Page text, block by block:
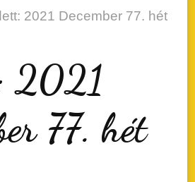
2021 December 77. hét
2021
77. hét